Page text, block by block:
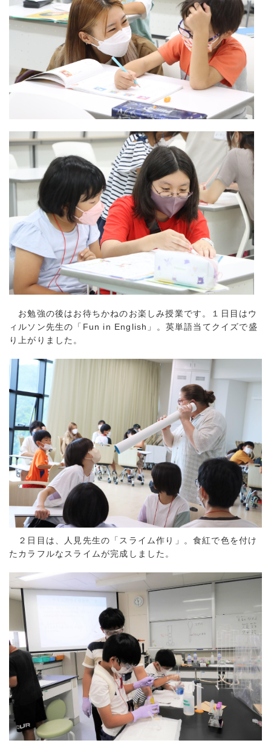
お勉強の後はお待ちかねのお楽しみ授業です。１日目はウ
ィルソン先生の「Fun in English」。英単語当てクイズで盛
り上がりました。
２日目は、人見先生の「スライム作り」。食紅で色を付け
たカラフルなスライムが完成しました。